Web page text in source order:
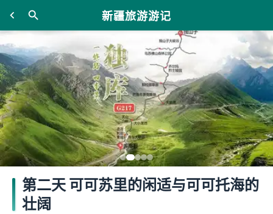
新疆旅游游记
第二天 可可苏里的闲适与可可托海的
壮阔